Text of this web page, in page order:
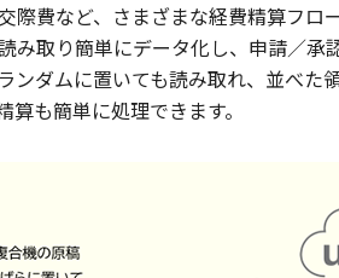
際費など、さまざまな経費精算フ
取り簡単にデータ化し、申請／承
ダムに置いても読み取れ、並べた
も簡単に処理できます。